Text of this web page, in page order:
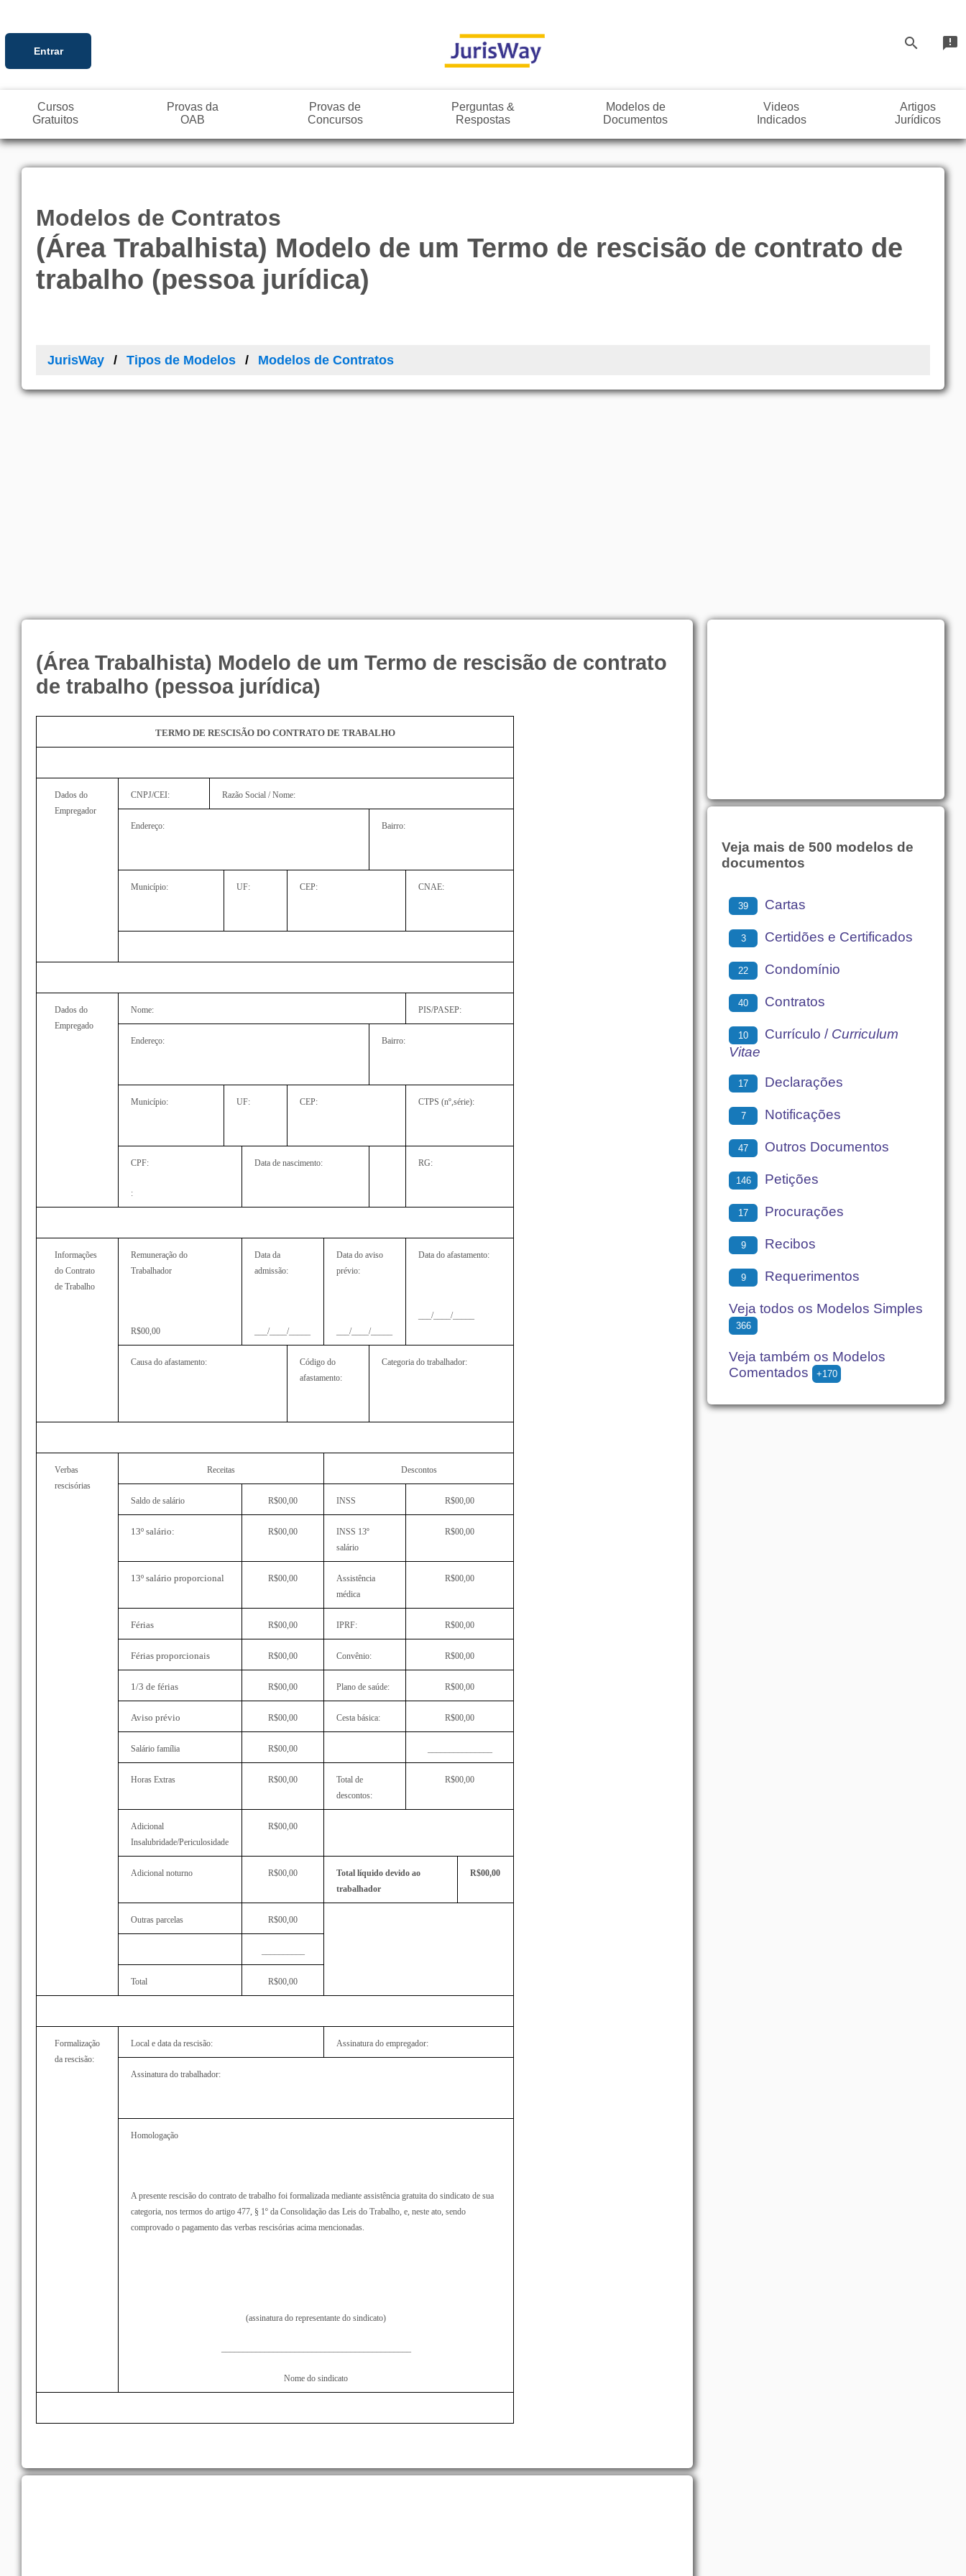
Entrar search announcement
Cursos
Gratuitos
Provas da
OAB
Provas de
Concursos
Perguntas &
Respostas
Modelos de
Documentos
Videos
Indicados
Artigos
Jurídicos
Modelos de Contratos
(Área Trabalhista) Modelo de um Termo de rescisão de contrato de
trabalho (pessoa jurídica)
JurisWay Tipos de Modelos Modelos de Contratos
(Área Trabalhista) Modelo de um Termo de rescisão de contrato
de trabalho (pessoa jurídica)
TERMO DE RESCISÃO DO CONTRATO DE TRABALHO
Dados do
Empregador
CNPJ/CEI: Razão Social / Nome:
Endereço: Bairro:
Município: UF: CEP: CNAE:
Dados do
Empregado
Nome: PIS/PASEP:
Endereço: Bairro:
Município: UF: CEP: CTPS (nº,série):
CPF:
:
Data de nascimento: RG:
Informações
do Contrato
de Trabalho
Remuneração do
Trabalhador
R$00,00
Data da
admissão:
___/____/_____
Data do aviso
prévio:
___/____/_____
Data do afastamento:
___/____/_____
Causa do afastamento:
Código do
afastamento:
Categoria do trabalhador:
Verbas
rescisórias
Receitas Descontos
Saldo de salário R$00,00 INSS R$00,00
13º salário: R$00,00
INSS 13º
salário
R$00,00
13º salário proporcional R$00,00
Assistência
médica
R$00,00
Férias R$00,00 IPRF: R$00,00
Férias proporcionais R$00,00 Convênio: R$00,00
1/3 de férias R$00,00 Plano de saúde: R$00,00
Aviso prévio R$00,00 Cesta básica: R$00,00
Salário família R$00,00
Horas Extras R$00,00
Total de
descontos:
R$00,00
Adicional
Insalubridade/Periculosidade
R$00,00
Adicional noturno R$00,00
Total líquido devido ao
trabalhador
R$00,00
Outras parcelas R$00,00
Total R$00,00
Formalização
da rescisão:
Local e data da rescisão: Assinatura do empregador:
Assinatura do trabalhador:
Homologação
A presente rescisão do contrato de trabalho foi formalizada mediante assistência gratuita do sindicato de sua
categoria, nos termos do artigo 477, § 1º da Consolidação das Leis do Trabalho, e, neste ato, sendo
comprovado o pagamento das verbas rescisórias acima mencionadas.
(assinatura do representante do sindicato)
Nome do sindicato
Veja mais de 500 modelos de
documentos
39 Cartas
3 Certidões e Certificados
22 Condomínio
40 Contratos
10 Currículo / Curriculum
Vitae
17 Declarações
7 Notificações
47 Outros Documentos
146 Petições
17 Procurações
9 Recibos
9 Requerimentos
Veja todos os Modelos Simples
366
Veja também os Modelos
Comentados
+170